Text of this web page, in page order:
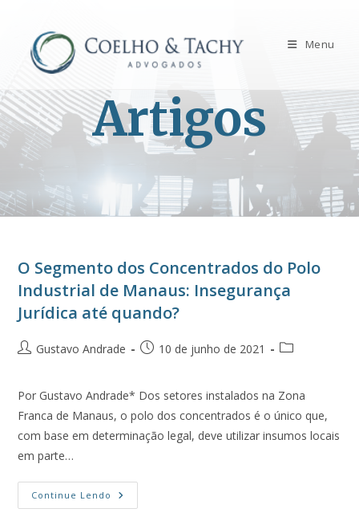
Menu
Artigos
O Segmento dos Concentrados do Polo
Industrial de Manaus: Insegurança
Jurídica até quando?
Gustavo Andrade 10 de junho de 2021
Por Gustavo Andrade* Dos setores instalados na Zona
Franca de Manaus, o polo dos concentrados é o único que,
com base em determinação legal, deve utilizar insumos locais
em parte…
Continue Lendo